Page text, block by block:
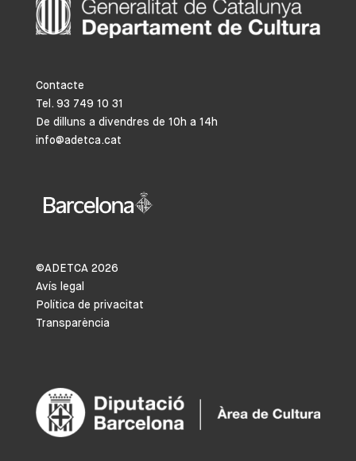
Contacte
Tel. 93 749 10 31
De dilluns a divendres de 10h a 14h
info@adetca.cat
©ADETCA 2026
Avís legal
Política de privacitat
Transparència